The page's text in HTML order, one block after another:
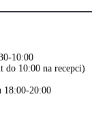
10:00
do 10:00 na recepci)
18:00-20:00